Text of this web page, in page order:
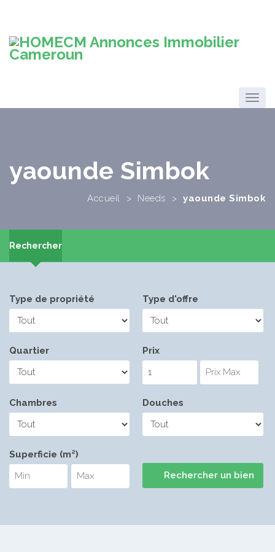
yaounde Simbok
Accueil > Needs > yaounde Simbok
Rechercher
Type de propriété Type d'offre
Quartier Prix
Chambres Douches
Superficie (m²)